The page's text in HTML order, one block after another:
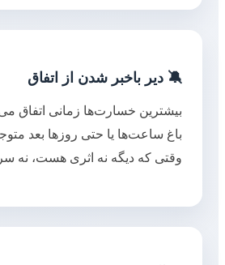
🔕 دیر باخبر شدن از اتفاق
بیشترین خسارت‌ها زمانی اتفاق
باغ ساعت‌ها یا حتی روزها بعد
وقتی که دیگه نه اثری هست، نه